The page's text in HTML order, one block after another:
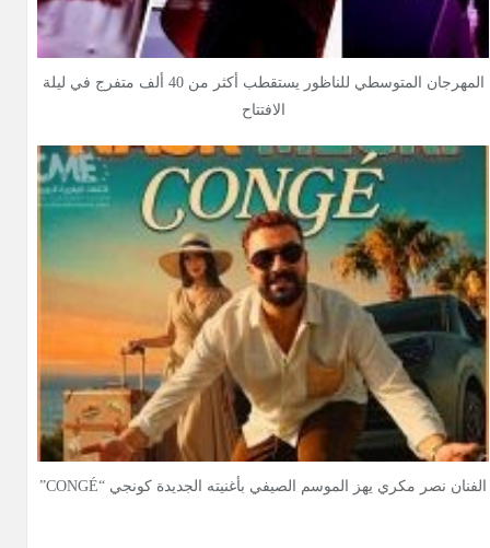
المهرجان المتوسطي للناظور يستقطب أكثر من 40 ألف متفرج في ليلة
الافتتاح
الفنان نصر مكري يهز الموسم الصيفي بأغنيته الجديدة كونجي “CONGÉ”